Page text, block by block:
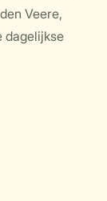
Veere,
dagelijkse